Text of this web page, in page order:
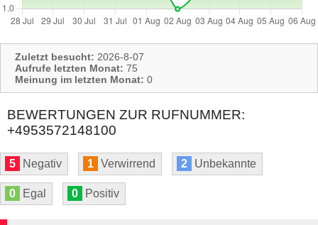
Zuletzt besucht: 2026-8-07
Aufrufe letzten Monat: 75
Meinung im letzten Monat: 0
BEWERTUNGEN ZUR RUFNUMMER:
+4953572148100
5 Negativ 1 Verwirrend 2 Unbekannte
0 Egal 0 Positiv